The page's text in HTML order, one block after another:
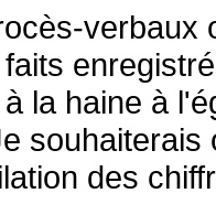
la haine à
des